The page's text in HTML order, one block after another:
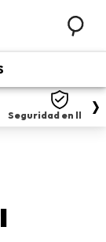
Seguridad en